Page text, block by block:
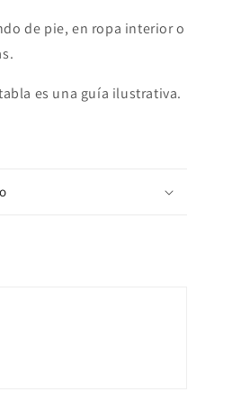
de pie, en ropa interior o
es una guía ilustrativa.